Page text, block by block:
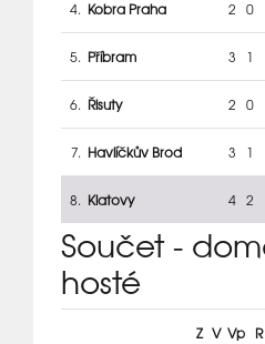
4. Kobra Praha 2 0
5. Příbram 3 1
6. Řisuty 2 0
7. Havlíčkův Brod 3 1
8. Klatovy 4 2
Součet -
hosté
Z V Vp R